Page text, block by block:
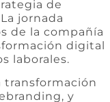
de
jornada
de la compañía
digital
laborales.
transformación
y